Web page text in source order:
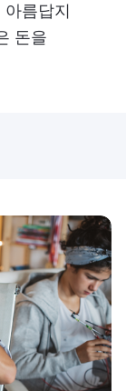
름답지
돈을